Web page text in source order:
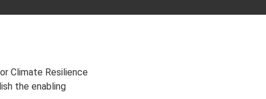
Climate Resilience
the enabling